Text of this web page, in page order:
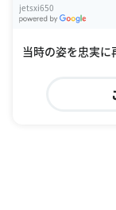
jetsxi650
当時の姿を忠実に